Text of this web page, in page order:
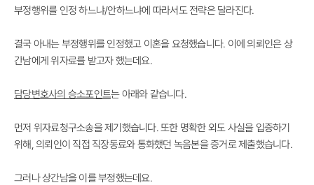
부정행위를 인정 하느냐/안하느냐에 따라서도 전략은 달라진다.
결국 아내는 부정행위를 인정했고 이혼을 요청했습니다. 이에 의뢰인은 상
간남에게 위자료를 받고자 했는데요.
담당변호사의 승소포인트는 아래와 같습니다.
먼저 위자료청구소송을 제기했습니다. 또한 명확한 외도 사실을 입증하기
위해,의뢰인이 직접 직장동료와 통화했던 녹음본을 증거로 제출했습니다.
그러나 상간남을 이를 부정했는데요.